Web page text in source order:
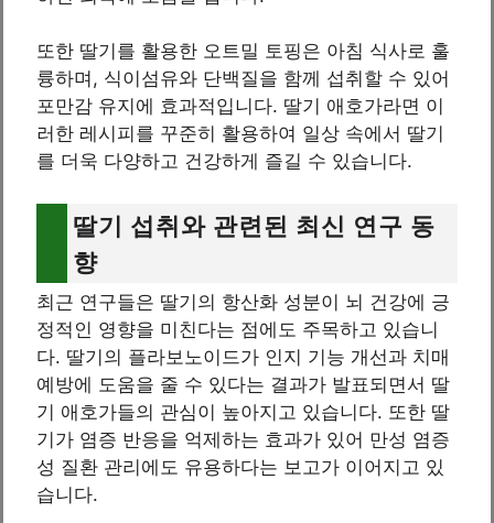
또한 딸기를 활용한 오트밀 토핑은 아침 식사로 훌
륭하며, 식이섬유와 단백질을 함께 섭취할 수 있어
포만감 유지에 효과적입니다. 딸기 애호가라면 이
러한 레시피를 꾸준히 활용하여 일상 속에서 딸기
를 더욱 다양하고 건강하게 즐길 수 있습니다.
딸기 섭취와 관련된 최신 연구 동
향
최근 연구들은 딸기의 항산화 성분이 뇌 건강에 긍
정적인 영향을 미친다는 점에도 주목하고 있습니
다. 딸기의 플라보노이드가 인지 기능 개선과 치매
예방에 도움을 줄 수 있다는 결과가 발표되면서 딸
기 애호가들의 관심이 높아지고 있습니다. 또한 딸
기가 염증 반응을 억제하는 효과가 있어 만성 염증
성 질환 관리에도 유용하다는 보고가 이어지고 있
습니다.